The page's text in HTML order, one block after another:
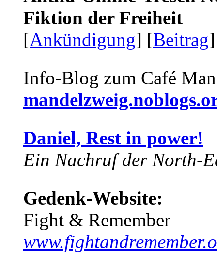
Fiktion der Freiheit
[Ankündigung] [Beitrag
Info-Blog zum Café
Daniel, Rest in power!
Ein Nachruf der North-
Gedenk-Website:
Fight & Remember